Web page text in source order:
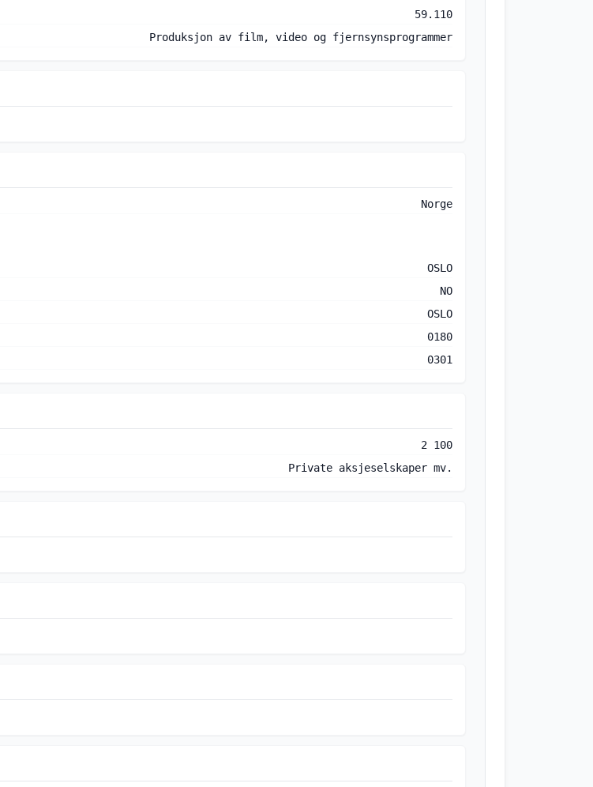
59.110
Produksjon av film, video og fjernsynsprogrammer
Norge
OSLO
NO
OSLO
0180
0301
2 100
Private aksjeselskaper mv.